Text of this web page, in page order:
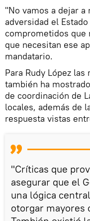
"No vamos a dejar a
adversidad el
comprometidos que
que necesitan ese
mandatario.
Para Rudy López
también ha
de coordinación de
locales, además de
respuesta vistas
"Críticas que
asegurar que el
una lógica
otorgar mayores